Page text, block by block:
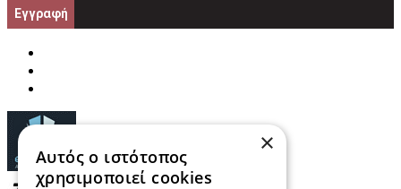
Εγγραφή
×
Αυτός ο ιστότοπος
χρησιμοποιεί cookies